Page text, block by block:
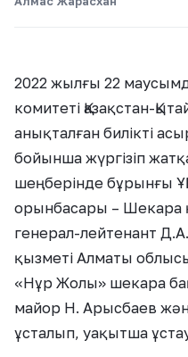
2022 жылғы 22
комитеті Қазақстан-
анықталған билікті
бойынша жүргізіп
шеңберінде бұрынғы
орынбасары – Шекара
генерал-лейтенант
қызметі Алматы
«Нұр Жолы» шекара
майор Н. Арысбаев
ұсталып, уақытша